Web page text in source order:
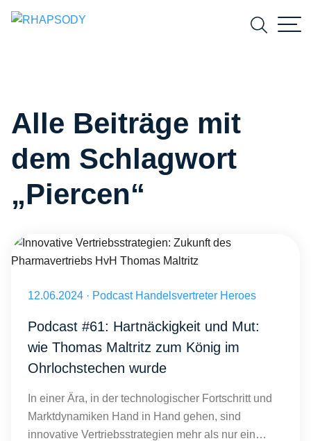
Suchen
Alle Beiträge mit
dem Schlagwort
„Piercen“
Veröffentlicht am 12.06.2024
12.06.2024 · Podcast Handelsvertreter Heroes
Podcast #61: Hartnäckigkeit und Mut:
wie Thomas Maltritz zum König im
Ohrlochstechen wurde
In einer Ära, in der technologischer Fortschritt und
Marktdynamiken Hand in Hand gehen, sind
innovative Vertriebsstrategien mehr als nur ein…